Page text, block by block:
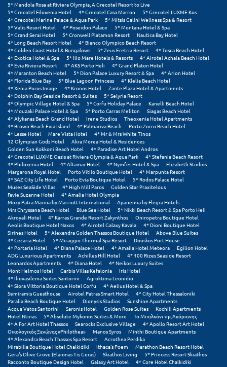
Κυπαρισσία
Κύπρος
Κως
Λ
Λαγκάδια
Λακόπετρα Αχαΐας
Λακωνία
Λασίθι
Λεπτοκαρυά
Λέσβος
Λευκάδα
Λήμνος
Λίμνη Πλαστήρα
Λιτόχωρο
Λουτρά Πόζαρ
Λουτρά Υπάτης
Λουτράκι
Λούτσα
5* Mandola Rosa at Riviera Olympia, A Grecotel Resort to Live
5* Grecotel Filoxenia Hotel
4* Grecotel Casa Marron
5* Grecotel LUXME Kos
4* Grecotel Marine Palace & Aqua Park
5* Mitsis Galini Wellness Spa & Resort
5* Valis Resort Hotel
4* Poseidon Palace
5* Montana Hotel & Spa
5* Grand Serai Hotel
5* Cronwell Platamon Resort
Nautica Bay Hotel
4* Long Beach Resort Hotel
4* Bianco Olympico Beach Resort
4* Golden Coast Hotel & Bungalows
5* Zeus Eretria Resort
4* Tosca Beach Hotel
4* Exotica Hotel & Spa
5* Ilio Mare Hotels & Resorts
4* Airotel Achaia Beach Hotel
4* Evia Riviera Resort
4* AKS Porto Heli
4* Grand Platon Hotel
4* Maranton Beach Hotel
5* Dion Palace Luxury Resort & Spa
4* Arion Hotel
4* Florida Blue Bay
5* Blue Lagoon Princess
4* Klelia Beach Hotel
4* Xenia Poros Image
4* Kronos Hotel
Zante Plaza Hotel & Apartments
4* Dolphin Bay Seaside Resort & Suites
5* Selyria Resort
4* Olympic Village Hotel & Spa
5* Corfu Holiday Palace
Kanelli Beach Hotel
4* Mouzaki Palace Hotel & Spa
5* Porto Carras Meliton
Siagas Beach Hotel
4* Alykanas Beach Grand Hotel
Irene Studios
Theoxenia Hotel Apartments
4* Brown Beach Evia Island
4* Palmariva Beach
Porto Zorro Beach Hotel
4* Lesse Hotel
Mare Vista Hotel
4* Mr & Mrs White Tinos
12 Olympian Gods Hotel
Akra Morea Hotel & Residences
Golden Sun Kokkoni Beach Hotel
4* Paradise Art Hotel Andros
4* Grecotel LUXME Oasis at Riviera Olympia & Aqua Park
4* Stefania Beach Resort
4* Philoxenia Hotel
4* Altamar Hotel 4* Nymfes Hotel & Spa
Elizabeth Studios
Margarona Royal Hotel
Porto Vitilo Boutique Hotel
4* Marpunta Resort
4* SAZ City Life Hotel
Porto Evia Boutique Hotel
5* Rodos Palace Hotel
Muses SeaSide Villas
4* High Mill Paros
Golden Star Praxitelous
Favie Suzanne Hotel
4* Amalia Hotel Olympia
Moxy Patra Marina by Marriott International
Apanemia by Flegra Hotels
Mrs Chryssana Beach Hotel
Blue Sea Hotel
5* Nikki Beach Resort & Spa Porto Heli
Akroyali Hotel
4* Karras Grande Resort Zakynthos
Oniropetra Boutique Hotel
Aeolis Boutique Hotel Naxos
4* Airotel Galaxy Kavala
4* Dioni Boutique Hotel
Sirines Hotel
5* Alexandra Golden Thassos Boutique Hotel
Above Blue Suites
4* Cezaria Hotel
5* Miraggio Thermal Spa Resort
Douskos Port House
4* Portaria Hotel
4* Diana Palace Hotel 4* Amalia Hotel Meteora
Egilion Hotel
ADG Luxurious Apartments
Achilles Hill Hotel
4* 100 Rizes Seaside Resort
Leonardos Apartments
4* Diana Hotel
4* Neikos Luxury Suites
Mont Helmos Hotel
Garbis Villas Kefalonia
Iris Hotel
4* Iliovasilema Suites Santorini
Agroktima Leonidio
4* Siora Vittoria Boutique Hotel Corfu
4* Aelius Hotel & Spa
Semiramis Guesthouse
Airotel Patras Smart Hotel
4* City Hotel Thessaloniki
Paralia Beach Boutique Hotel
Dionysis Studios
Sunshine Apartments
Acqua Vatos Santorini
Saronis Hotel Golden Rose Suites
Kochili Apartments
Hotel Ntinas
5* Absolute Mykonos Suites & More
Το Μπαλκόνι της Αγόριανης
4* A For Art Hotel Thassos
Searocks Exclusive Village
4* Apollo Resort Art Hotel
Οικολογικός Ξενώνας «Philothea»
Manos Syros
Minthi Boutique Apartments
4* Alexandra Beach Thassos Spa Resort
Acrothea Perdika
Mirabilia Boutique Hotel Chalkidiki
Ithaca's Poem
Marathon Beach Resort Hotel
Gera's Olive Grove (Elaionas Tis Geras)
Skiathos Living
5* Princess Resort Skiathos
Racconto Boutique Design Hotel
Galaxy Art Hotel
4* Core Hotel Chalkidiki